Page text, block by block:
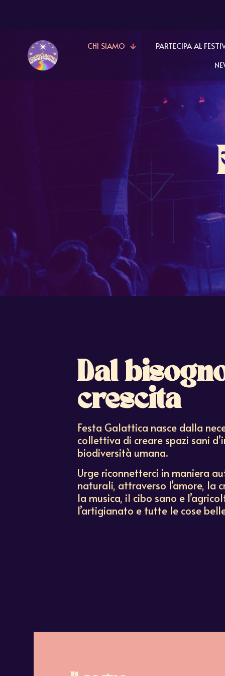
CHI SIAMO PARTECIPA AL
Dal
crescita
Festa Galattica nasce dalla
collettiva di creare spazi sani
biodiversità umana.
Urge riconnetterci in maniera
naturali, attraverso l’amore, la
la musica, il cibo sano e
l’artigianato e tutte le cose